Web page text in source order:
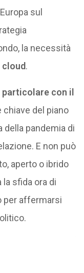
sul
la necessità
cloud.
particolare con il
chiave del piano
della pandemia di
E non può
aperto o ibrido
la sfida ora di
per affermarsi